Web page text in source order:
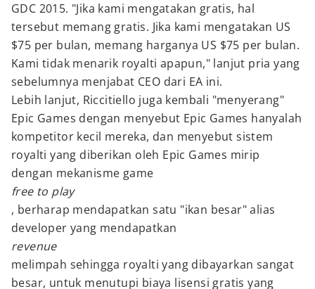
GDC 2015. "Jika kami mengatakan gratis, hal
tersebut memang gratis. Jika kami mengatakan US
$75 per bulan, memang harganya US $75 per bulan.
Kami tidak menarik royalti apapun," lanjut pria yang
sebelumnya menjabat CEO dari EA ini.
Lebih lanjut, Riccitiello juga kembali "menyerang"
Epic Games dengan menyebut Epic Games hanyalah
kompetitor kecil mereka, dan menyebut sistem
royalti yang diberikan oleh Epic Games mirip
dengan mekanisme game
free to play
, berharap mendapatkan satu "ikan besar" alias
developer yang mendapatkan
revenue
melimpah sehingga royalti yang dibayarkan sangat
besar, untuk menutupi biaya lisensi gratis yang